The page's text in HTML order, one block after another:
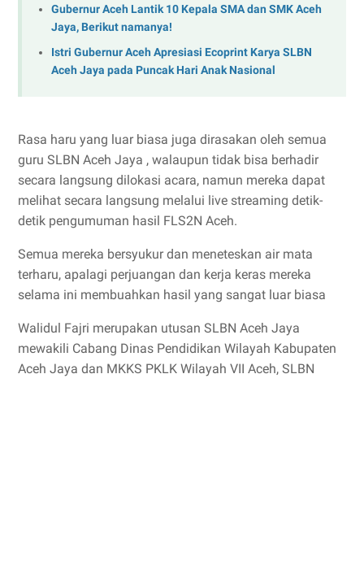
Gubernur Aceh Lantik 10 Kepala SMA dan SMK Aceh
Jaya, Berikut namanya!
Istri Gubernur Aceh Apresiasi Ecoprint Karya SLBN
Aceh Jaya pada Puncak Hari Anak Nasional
Rasa haru yang luar biasa juga dirasakan oleh semua
guru SLBN Aceh Jaya , walaupun tidak bisa berhadir
secara langsung dilokasi acara, namun mereka dapat
melihat secara langsung melalui live streaming detik-
detik pengumuman hasil FLS2N Aceh.
Semua mereka bersyukur dan meneteskan air mata
terharu, apalagi perjuangan dan kerja keras mereka
selama ini membuahkan hasil yang sangat luar biasa
Walidul Fajri merupakan utusan SLBN Aceh Jaya
mewakili Cabang Dinas Pendidikan Wilayah Kabupaten
Aceh Jaya dan MKKS PKLK Wilayah VII Aceh, SLBN